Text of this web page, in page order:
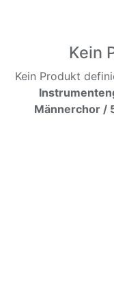
Kein
Kein Produkt
Männerchor /